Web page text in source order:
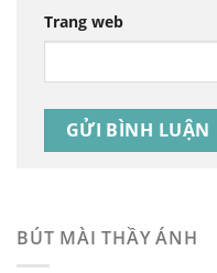
Trang web
BÚT MÀI THẦY ÁNH